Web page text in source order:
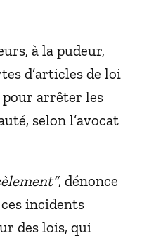
à la pudeur,
d’articles de loi
arrêter les
selon l’avocat
, dénonce
incidents
des lois, qui